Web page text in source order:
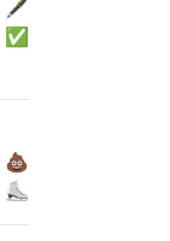
🖋
✅
💩
⛸